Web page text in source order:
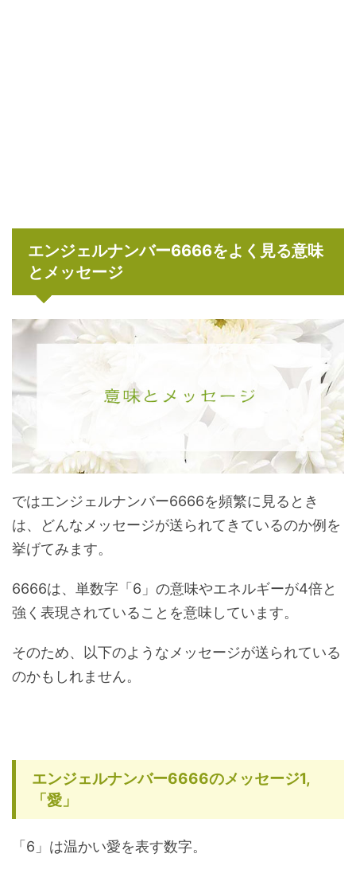
エンジェルナンバー6666をよく見る意味
とメッセージ
ではエンジェルナンバー6666を頻繁に見るとき
は、どんなメッセージが送られてきているのか例を
挙げてみます。
6666は、単数字「6」の意味やエネルギーが4倍と
強く表現されていることを意味しています。
そのため、以下のようなメッセージが送られている
のかもしれません。
エンジェルナンバー6666のメッセージ1,
「愛」
「6」は温かい愛を表す数字。